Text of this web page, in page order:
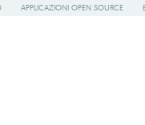
APPLICAZIONI OPEN SOURCE